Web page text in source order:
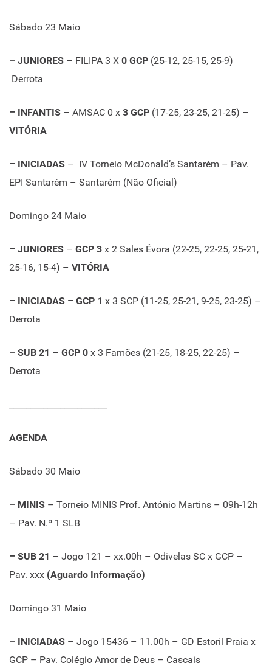
Sábado 23 Maio
– JUNIORES – FILIPA 3 X 0 GCP (25-12, 25-15, 25-9)
Derrota
– INFANTIS – AMSAC 0 x 3 GCP (17-25, 23-25, 21-25) –
VITÓRIA
– INICIADAS – IV Torneio McDonald’s Santarém – Pav.
EPI Santarém – Santarém (Não Oficial)
Domingo 24 Maio
– JUNIORES – GCP 3 x 2 Sales Évora (22-25, 22-25, 25-21,
25-16, 15-4) – VITÓRIA
– INICIADAS – GCP 1 x 3 SCP (11-25, 25-21, 9-25, 23-25) –
Derrota
– SUB 21 – GCP 0 x 3 Famões (21-25, 18-25, 22-25) –
Derrota
AGENDA
Sábado 30 Maio
– MINIS – Torneio MINIS Prof. António Martins – 09h-12h
– Pav. N.º 1 SLB
– SUB 21 – Jogo 121 – xx.00h – Odivelas SC x GCP –
Pav. xxx (Aguardo Informação)
Domingo 31 Maio
– INICIADAS – Jogo 15436 – 11.00h – GD Estoril Praia x
GCP – Pav. Colégio Amor de Deus – Cascais